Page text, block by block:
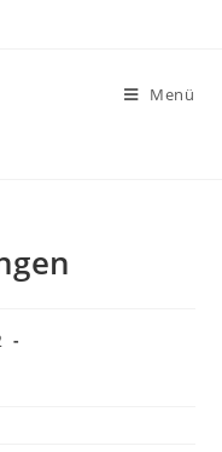
Menü